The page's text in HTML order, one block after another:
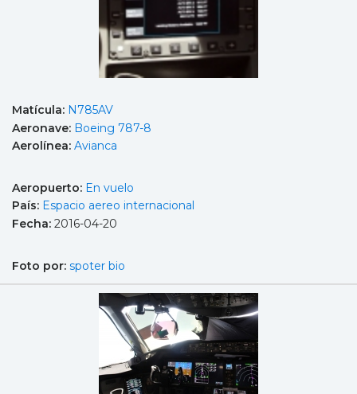
Matícula: N785AV
Aeronave: Boeing 787-8
Aerolínea: Avianca
Aeropuerto: En vuelo
País: Espacio aereo internacional
Fecha: 2016-04-20
Foto por: spoter bio